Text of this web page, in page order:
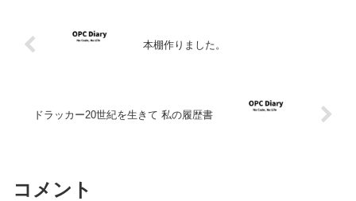
本棚作りました。
ドラッカー20世紀を生きて 私の履歴書
コメント